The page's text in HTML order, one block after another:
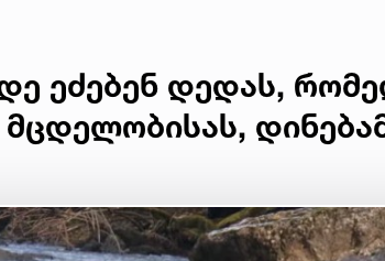
ეძებენ დედას,